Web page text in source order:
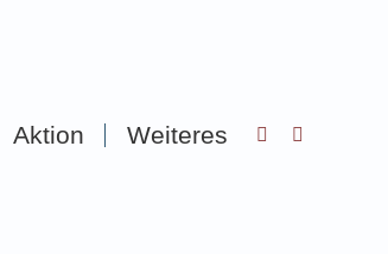
Aktion Weiteres Search: